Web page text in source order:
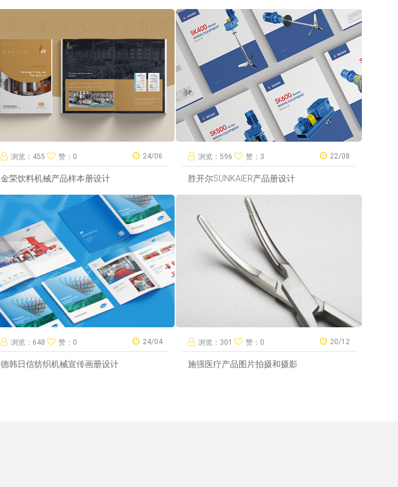
浏览：455 赞：0 24/06
金荣饮料机械产品样本册设计
浏览：596 赞：3 22/08
胜开尔SUNKAIER产品册设计
浏览：648 赞：0 24/04
德韩日信纺织机械宣传画册设计
浏览：301 赞：0 20/12
施强医疗产品图片拍摄和摄影